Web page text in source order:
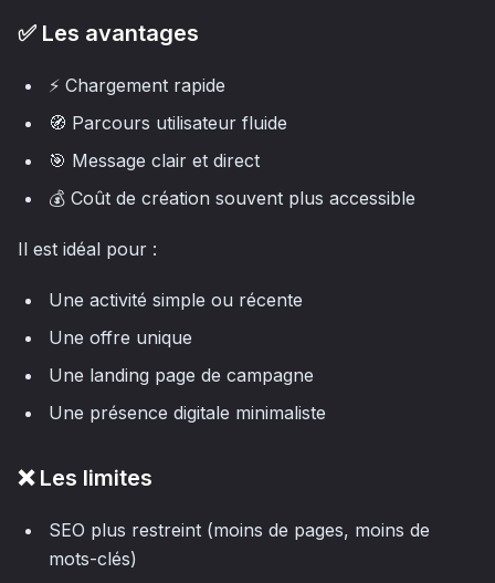
✅ Les avantages
⚡ Chargement rapide
🧭 Parcours utilisateur fluide
🎯 Message clair et direct
💰 Coût de création souvent plus accessible
Il est idéal pour :
Une activité simple ou récente
Une offre unique
Une landing page de campagne
Une présence digitale minimaliste
❌ Les limites
SEO plus restreint (moins de pages, moins de
mots-clés)